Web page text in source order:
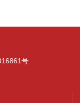
号